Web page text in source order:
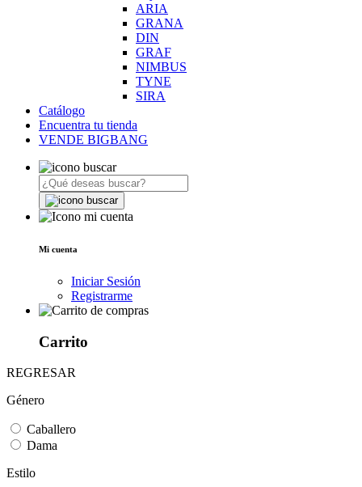
ARIA
GRANA
DIN
GRAF
NIMBUS
TYNE
SIRA
Catálogo
Encuentra tu tienda
VENDE BIGBANG
Mi cuenta
Iniciar Sesión
Registrarme
Carrito
REGRESAR
Género
Caballero
Dama
Estilo